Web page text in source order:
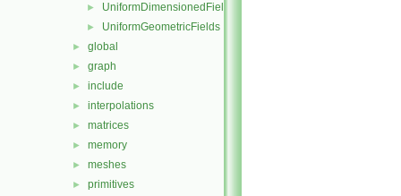
► UniformDimensionedFields
► UniformGeometricFields
► global
► graph
► include
► interpolations
► matrices
► memory
► meshes
► primitives